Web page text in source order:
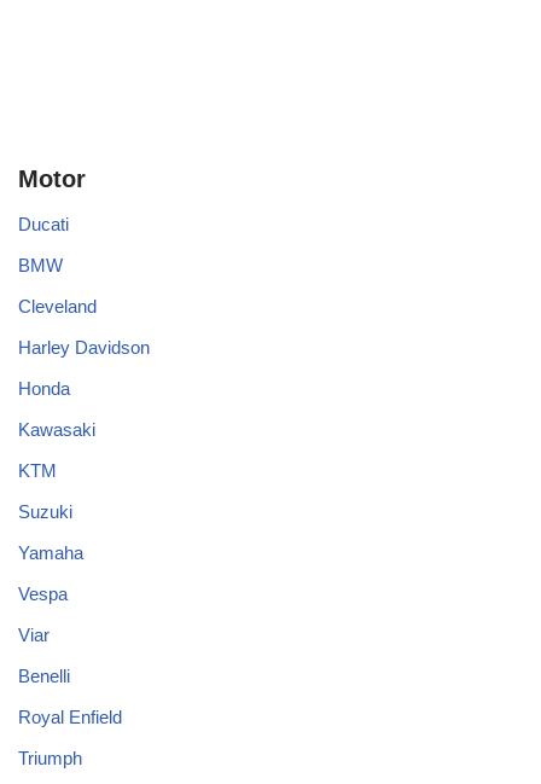
Motor
Ducati
BMW
Cleveland
Harley Davidson
Honda
Kawasaki
KTM
Suzuki
Yamaha
Vespa
Viar
Benelli
Royal Enfield
Triumph